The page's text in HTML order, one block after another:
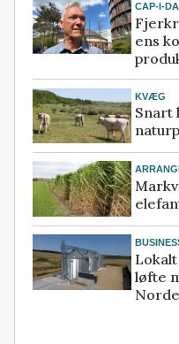
CAP-I-
ens
KVÆG
Snart
løfte